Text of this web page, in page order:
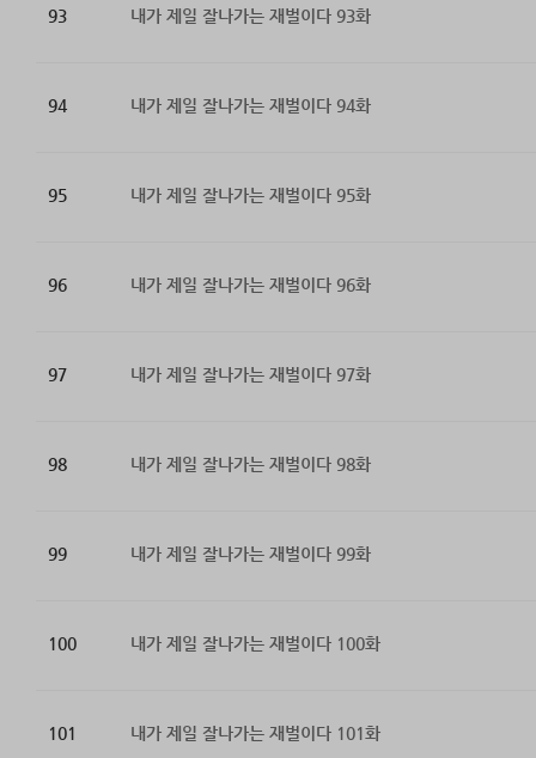
93 내가 제일 잘나가는 재벌이다 93화
94 내가 제일 잘나가는 재벌이다 94화
95 내가 제일 잘나가는 재벌이다 95화
96 내가 제일 잘나가는 재벌이다 96화
97 내가 제일 잘나가는 재벌이다 97화
98 내가 제일 잘나가는 재벌이다 98화
99 내가 제일 잘나가는 재벌이다 99화
100 내가 제일 잘나가는 재벌이다 100화
101 내가 제일 잘나가는 재벌이다 101화